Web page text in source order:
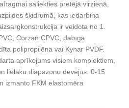
saliekties pretējā virzienā,
šķidrumā, kas iedarbina
ir veidota no 1.
Corzan CPVC, dabīgā
polipropilēna vai Kynar PVDF.
aprīkojums visiem komplektiem,
lielāku diapazonu devējus. 0-15
izmanto FKM elastomēra